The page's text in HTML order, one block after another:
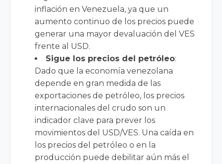
inflación en Venezuela, ya que un
aumento continuo de los precios puede
generar una mayor devaluación del VES
frente al USD.
Sigue los precios del petróleo:
Dado que la economía venezolana
depende en gran medida de las
exportaciones de petróleo, los precios
internacionales del crudo son un
indicador clave para prever los
movimientos del USD/VES. Una caída en
los precios del petróleo o en la
producción puede debilitar aún más el